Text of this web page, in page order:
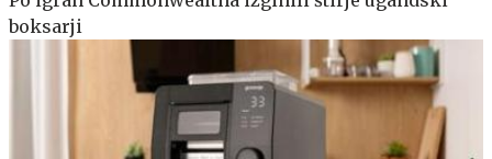
boksarji